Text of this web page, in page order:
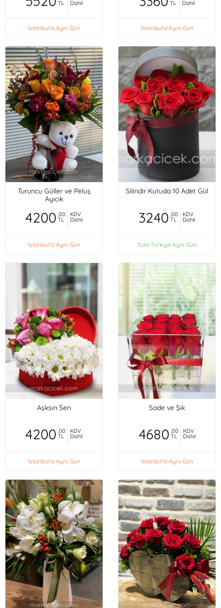
TL Dahil
İstanbul'a Aynı Gün
TL Dahil
İstanbul'a Aynı Gün
Turuncu Güller ve Peluş
Ayıcık
4200 ,00
TL
KDV
Dahil
İstanbul'a Aynı Gün
Silindir Kutuda 10 Adet Gül
3240 ,00
TL
KDV
Dahil
Tüm Türkiye Aynı Gün
Aşksın Sen
4200 ,00
TL
KDV
Dahil
İstanbul'a Aynı Gün
Sade ve Şık
4680 ,00
TL
KDV
Dahil
İstanbul'a Aynı Gün